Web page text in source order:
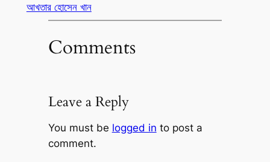
আখতার হোসেন খান
Comments
Leave a Reply
You must be logged in to post a
comment.